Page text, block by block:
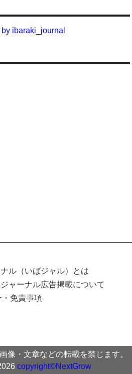
ibaraki_journal
ル（いばジャル）とは
ャーナル広告掲載について
免責事項
像・文章などの転載を禁じます。
copyright©NextGrow